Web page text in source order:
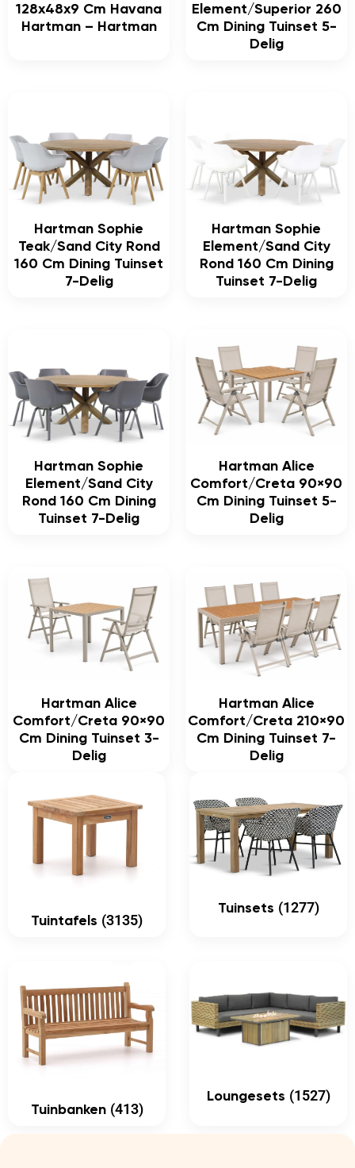
128x48x9 Cm Havana
Hartman – Hartman
Element/Superior 260
Cm Dining Tuinset 5-
Delig
Hartman Sophie
Teak/Sand City Rond
160 Cm Dining Tuinset
7-Delig
Hartman Sophie
Element/Sand City
Rond 160 Cm Dining
Tuinset 7-Delig
Hartman Sophie
Element/Sand City
Rond 160 Cm Dining
Tuinset 7-Delig
Hartman Alice
Comfort/Creta 90×90
Cm Dining Tuinset 5-
Delig
Hartman Alice
Comfort/Creta 90×90
Cm Dining Tuinset 3-
Delig
Hartman Alice
Comfort/Creta 210×90
Cm Dining Tuinset 7-
Delig
Tuintafels (3135)
Tuinsets (1277)
Tuinbanken (413)
Loungesets (1527)